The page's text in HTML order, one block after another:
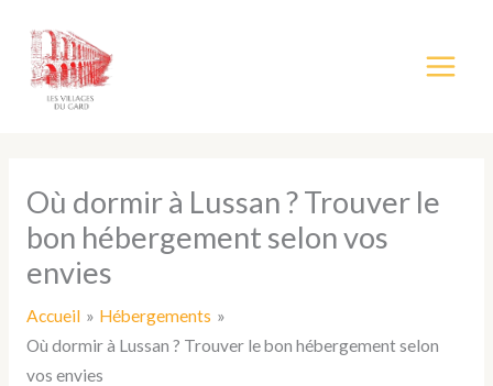
contenu
Où dormir à Lussan ? Trouver le
bon hébergement selon vos
envies
Accueil
Hébergements
Où dormir à Lussan ? Trouver le bon hébergement selon
vos envies